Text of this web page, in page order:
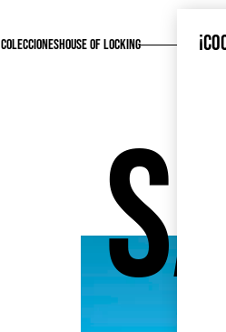
COLECCIONESHOUSE OF LOCKING